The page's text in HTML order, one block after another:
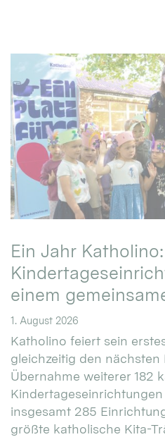
Ein Jahr
einem
1. August 2026
Katholino feiert sein
gleichzeitig den nächsten
Übernahme weiterer 182
insgesamt 285
größte katholische Kita-